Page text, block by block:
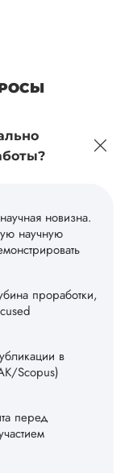
новизна.
научную
проработки,
в
Scopus)
перед